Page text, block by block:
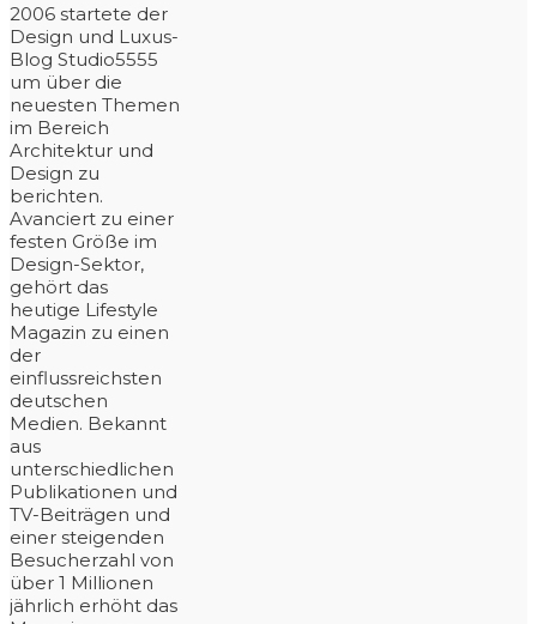
2006 startete der
Design und Luxus-
Blog Studio5555
um über die
neuesten Themen
im Bereich
Architektur und
Design zu
berichten.
Avanciert zu einer
festen Größe im
Design-Sektor,
gehört das
heutige Lifestyle
Magazin zu einen
der
einflussreichsten
deutschen
Medien. Bekannt
aus
unterschiedlichen
Publikationen und
TV-Beiträgen und
einer steigenden
Besucherzahl von
über 1 Millionen
jährlich erhöht das